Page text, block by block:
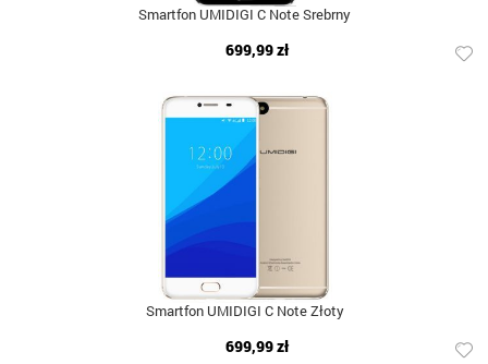
Smartfon UMIDIGI C Note Srebrny
699,99 zł
Smartfon UMIDIGI C Note Złoty
699,99 zł